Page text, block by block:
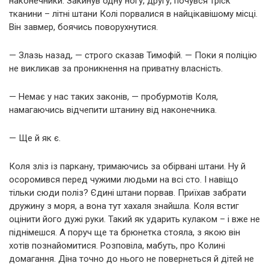
тканини – літні штани Колі порвалися в найцікавішому місці.
Він завмер, боячись поворухнутися.
— Злазь назад, — строго сказав Тимофій. — Поки я поліцію
не викликав за проникнення на приватну власність.
— Немає у нас таких законів, — пробурмотів Коля,
намагаючись відчепити штанину від наконечника.
— Ще й як є.
Коля зліз із паркану, тримаючись за обірвані штани. Ну й
осоромився перед чужими людьми на всі сто. І навіщо
тільки сюди поліз? Єдині штани порвав. Приїхав забрати
дружину з моря, а вона тут хахаля знайшла. Коля встиг
оцінити його дужі руки. Такий як ударить кулаком – і вже не
піднімешся. А поруч ще та брюнетка стояла, з якою він
хотів познайомитися. Розповіла, мабуть, про Колині
домагання. Діна точно до нього не повернеться й дітей не